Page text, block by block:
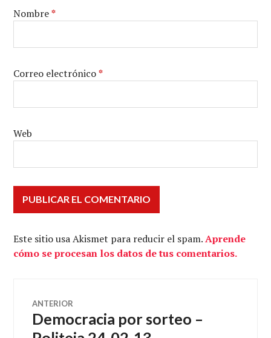
Nombre*
Correo electrónico*
Web
Este sitio usa Akismet para reducir el spam.Aprende
cómo se procesan los datos de tus comentarios.
Navegación
de
ANTERIOR
Entrada
anterior:
Democracia por sorteo –